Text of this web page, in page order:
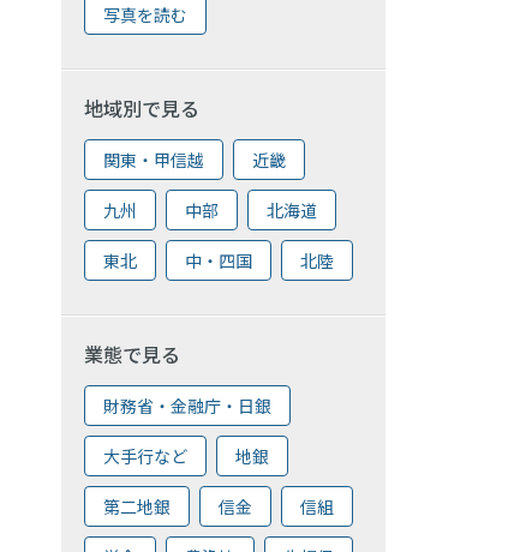
写真を読む
地域別で見る
関東・甲信越 近畿
九州 中部 北海道
東北 中・四国 北陸
業態で見る
財務省・金融庁・日銀
大手行など 地銀
第二地銀 信金 信組